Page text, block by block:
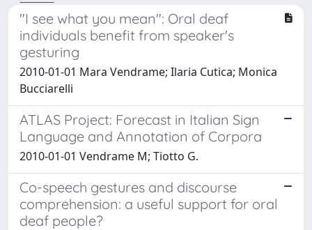
"I see what you mean": Oral deaf
individuals benefit from speaker's
gesturing
2010-01-01 Mara Vendrame; Ilaria Cutica; Monica
Bucciarelli
ATLAS Project: Forecast in Italian Sign
Language and Annotation of Corpora
2010-01-01 Vendrame M; Tiotto G.
Co-speech gestures and discourse
comprehension: a useful support for oral
deaf people?